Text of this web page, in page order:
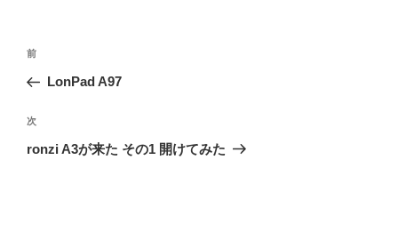
投
ナ
ビ
ゲ
前
の
稿
前
LonPad A97
次
の
次
ronzi A3が来た その1 開けてみた